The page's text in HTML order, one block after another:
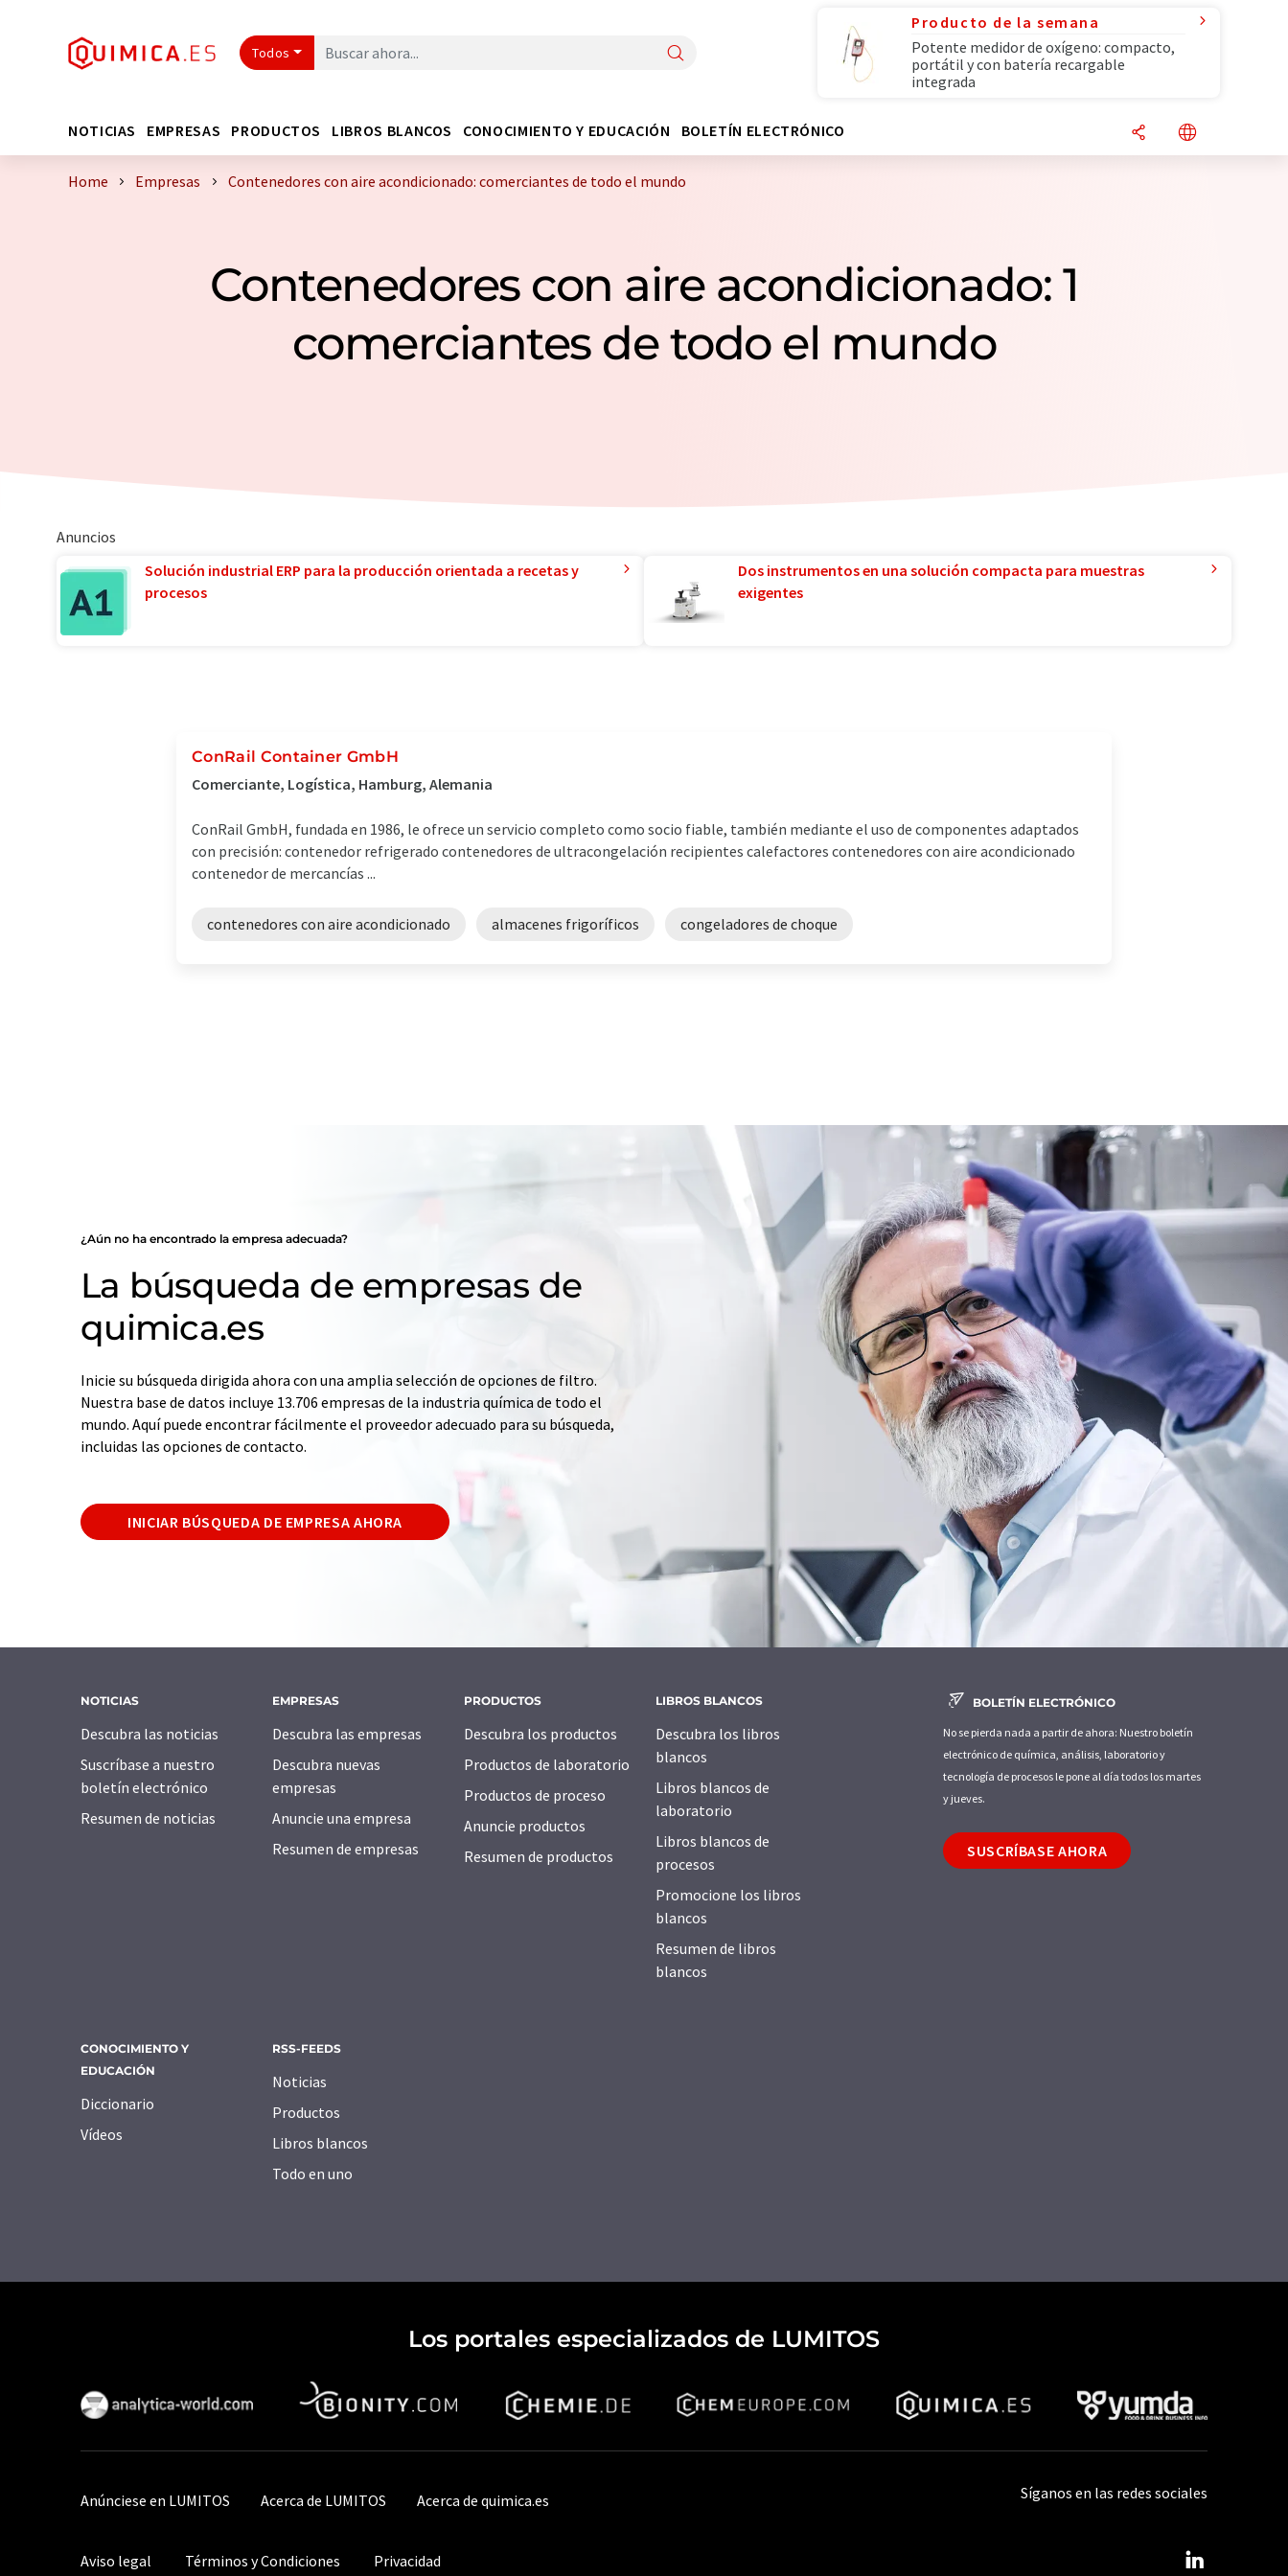
Todos
Producto de la semana
Potente medidor de oxígeno: compacto,
portátil y con batería recargable
integrada
NOTICIAS EMPRESAS PRODUCTOS LIBROS BLANCOS CONOCIMIENTO Y EDUCACIÓN BOLETÍN ELECTRÓNICO
Home Empresas Contenedores con aire acondicionado: comerciantes de todo el mundo
Contenedores con aire acondicionado: 1
comerciantes de todo el mundo
Anuncios
Solución industrial ERP para la producción orientada a recetas y
procesos
Dos instrumentos en una solución compacta para muestras
exigentes
ConRail Container GmbH
Comerciante, Logística, Hamburg, Alemania
ConRail GmbH, fundada en 1986, le ofrece un servicio completo como socio fiable, también mediante el uso de componentes adaptados
con precisión: contenedor refrigerado contenedores de ultracongelación recipientes calefactores contenedores con aire acondicionado
contenedor de mercancías ...
contenedores con aire acondicionado almacenes frigoríficos congeladores de choque
¿Aún no ha encontrado la empresa adecuada?
La búsqueda de empresas de
quimica.es
Inicie su búsqueda dirigida ahora con una amplia selección de opciones de filtro.
Nuestra base de datos incluye 13.706 empresas de la industria química de todo el
mundo. Aquí puede encontrar fácilmente el proveedor adecuado para su búsqueda,
incluidas las opciones de contacto.
INICIAR BÚSQUEDA DE EMPRESA AHORA
NOTICIAS
Descubra las noticias
Suscríbase a nuestro
boletín electrónico
Resumen de noticias
EMPRESAS
Descubra las empresas
Descubra nuevas
empresas
Anuncie una empresa
Resumen de empresas
PRODUCTOS
Descubra los productos
Productos de laboratorio
Productos de proceso
Anuncie productos
Resumen de productos
LIBROS BLANCOS
Descubra los libros
blancos
Libros blancos de
laboratorio
Libros blancos de
procesos
Promocione los libros
blancos
Resumen de libros
blancos
CONOCIMIENTO Y
EDUCACIÓN
Diccionario
Vídeos
RSS-FEEDS
Noticias
Productos
Libros blancos
Todo en uno
BOLETÍN ELECTRÓNICO
No se pierda nada a partir de ahora: Nuestro boletín
electrónico de química, análisis, laboratorio y
tecnología de procesos le pone al día todos los martes
y jueves.
SUSCRÍBASE AHORA
Los portales especializados de LUMITOS
Anúnciese en LUMITOS Acerca de LUMITOS Acerca de quimica.es
Aviso legal Términos y Condiciones Privacidad
Síganos en las redes sociales